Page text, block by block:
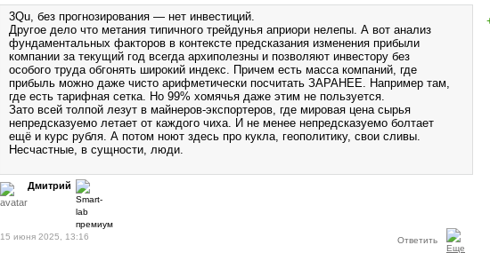
3Qu, без прогнозирования — нет инвестиций.
Другое дело что метания типичного трейдунья априори нелепы. А вот анализ
фундаментальных факторов в контексте предсказания изменения прибыли
компании за текущий год всегда архиполезны и позволяют инвестору без
особого труда обгонять широкий индекс. Причем есть масса компаний, где
прибыль можно даже чисто арифметически посчитать ЗАРАНЕЕ. Например там,
где есть тарифная сетка. Но 99% хомячья даже этим не пользуется.
Зато всей толпой лезут в майнеров-экспортеров, где мировая цена сырья
непредсказуемо летает от каждого чиха. И не менее непредсказуемо болтает
ещё и курс рубля. А потом ноют здесь про кукла, геополитику, свои сливы.
Несчастные, в сущности, люди.
Дмитрий
15 июня 2025, 13:16 Ответить